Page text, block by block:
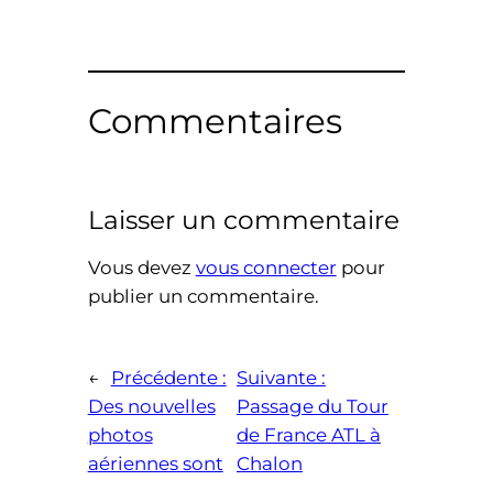
Commentaires
Laisser un commentaire
Vous devez vous connecter pour
publier un commentaire.
←
Précédente :
Des nouvelles
photos
aériennes sont
Suivante :
Passage du Tour
de France ATL à
Chalon